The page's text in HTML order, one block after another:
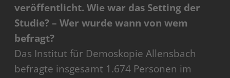
veröffentlicht. Wie war das Setting der
Studie? – Wer wurde wann von wem
befragt?
Das Institut für Demoskopie Allensbach
befragte insgesamt 1.674 Personen im